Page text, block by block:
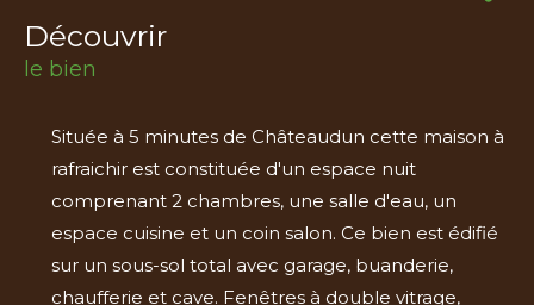
découvrir
le bien
Située à 5 minutes de Châteaudun cette maison à
rafraichir est constituée d'un espace nuit
comprenant 2 chambres, une salle d'eau, un
espace cuisine et un coin salon. Ce bien est édifié
sur un sous-sol total avec garage, buanderie,
chaufferie et cave. Fenêtres à double vitrage,